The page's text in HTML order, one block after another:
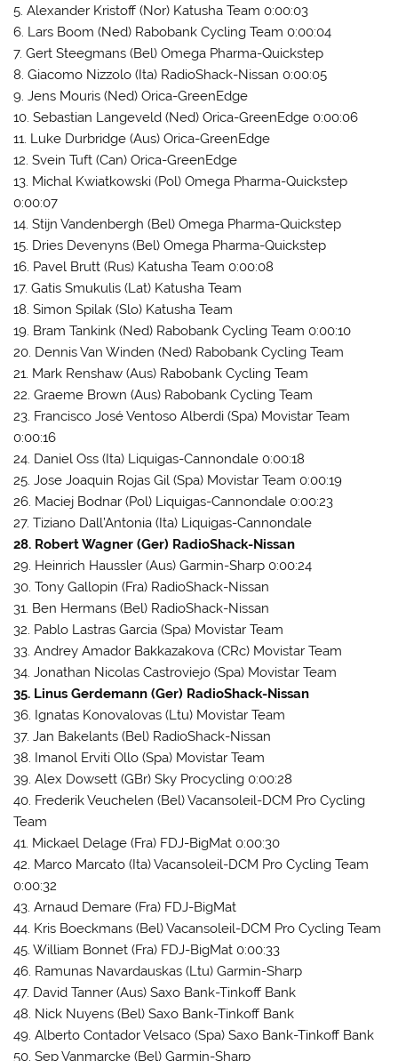
5. Alexander Kristoff (Nor) Katusha Team 0:00:03
6. Lars Boom (Ned) Rabobank Cycling Team 0:00:04
7. Gert Steegmans (Bel) Omega Pharma-Quickstep
8. Giacomo Nizzolo (Ita) RadioShack-Nissan 0:00:05
9. Jens Mouris (Ned) Orica-GreenEdge
10. Sebastian Langeveld (Ned) Orica-GreenEdge 0:00:06
11. Luke Durbridge (Aus) Orica-GreenEdge
12. Svein Tuft (Can) Orica-GreenEdge
13. Michal Kwiatkowski (Pol) Omega Pharma-Quickstep
0:00:07
14. Stijn Vandenbergh (Bel) Omega Pharma-Quickstep
15. Dries Devenyns (Bel) Omega Pharma-Quickstep
16. Pavel Brutt (Rus) Katusha Team 0:00:08
17. Gatis Smukulis (Lat) Katusha Team
18. Simon Spilak (Slo) Katusha Team
19. Bram Tankink (Ned) Rabobank Cycling Team 0:00:10
20. Dennis Van Winden (Ned) Rabobank Cycling Team
21. Mark Renshaw (Aus) Rabobank Cycling Team
22. Graeme Brown (Aus) Rabobank Cycling Team
23. Francisco José Ventoso Alberdi (Spa) Movistar Team
0:00:16
24. Daniel Oss (Ita) Liquigas-Cannondale 0:00:18
25. Jose Joaquin Rojas Gil (Spa) Movistar Team 0:00:19
26. Maciej Bodnar (Pol) Liquigas-Cannondale 0:00:23
27. Tiziano Dall’Antonia (Ita) Liquigas-Cannondale
28. Robert Wagner (Ger) RadioShack-Nissan
29. Heinrich Haussler (Aus) Garmin-Sharp 0:00:24
30. Tony Gallopin (Fra) RadioShack-Nissan
31. Ben Hermans (Bel) RadioShack-Nissan
32. Pablo Lastras Garcia (Spa) Movistar Team
33. Andrey Amador Bakkazakova (CRc) Movistar Team
34. Jonathan Nicolas Castroviejo (Spa) Movistar Team
35. Linus Gerdemann (Ger) RadioShack-Nissan
36. Ignatas Konovalovas (Ltu) Movistar Team
37. Jan Bakelants (Bel) RadioShack-Nissan
38. Imanol Erviti Ollo (Spa) Movistar Team
39. Alex Dowsett (GBr) Sky Procycling 0:00:28
40. Frederik Veuchelen (Bel) Vacansoleil-DCM Pro Cycling
Team
41. Mickael Delage (Fra) FDJ-BigMat 0:00:30
42. Marco Marcato (Ita) Vacansoleil-DCM Pro Cycling Team
0:00:32
43. Arnaud Demare (Fra) FDJ-BigMat
44. Kris Boeckmans (Bel) Vacansoleil-DCM Pro Cycling Team
45. William Bonnet (Fra) FDJ-BigMat 0:00:33
46. Ramunas Navardauskas (Ltu) Garmin-Sharp
47. David Tanner (Aus) Saxo Bank-Tinkoff Bank
48. Nick Nuyens (Bel) Saxo Bank-Tinkoff Bank
49. Alberto Contador Velsaco (Spa) Saxo Bank-Tinkoff Bank
50. Sep Vanmarcke (Bel) Garmin-Sharp